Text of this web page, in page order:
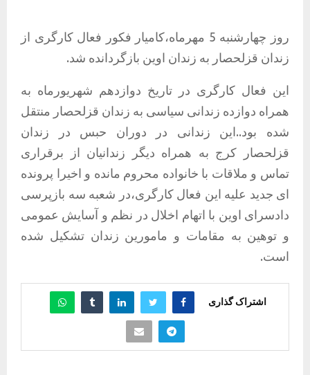
روز چهارشنبه 5 مهرماه،کامیار فکور فعال کارگری از
زندان قزلحصار به زندان اوین بازگردانده شد.
این فعال کارگری در تاریخ دوازدهم شهریورماه به
همراه دوازده زندانی سیاسی به زندان قزلحصار منتقل
شده بود..این زندانی در دوران حبس در زندان
قزلحصار کرج به همراه دیگر زندانیان از برقراری
تماس و ملاقات با خانواده محروم مانده و اخیرا پرونده
ای جدید علیه این فعال کارگری،در شعبه سه بازپرسی
دادسرای اوین با اتهام اخلال در نظم و آسایش عمومی
و توهین به مقامات و مامورین زندان تشکیل شده
است.
اشتراک گذاری